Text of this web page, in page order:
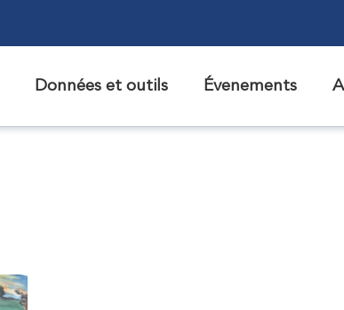
Données et outils Évenements